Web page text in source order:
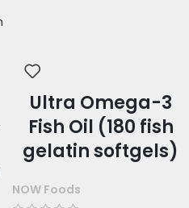
Ultra Omega-3
Fish Oil (180 fish
gelatin softgels)
NOW Foods